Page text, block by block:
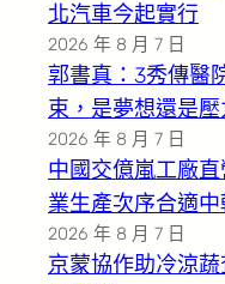
北汽車今起實行
2026 年 8 月 7 日
郭書真：3秀傳醫
束，是夢想還是壓
2026 年 8 月 7 日
中國交億嵐工廠
業生產次序合適
2026 年 8 月 7 日
京蒙協作助冷涼